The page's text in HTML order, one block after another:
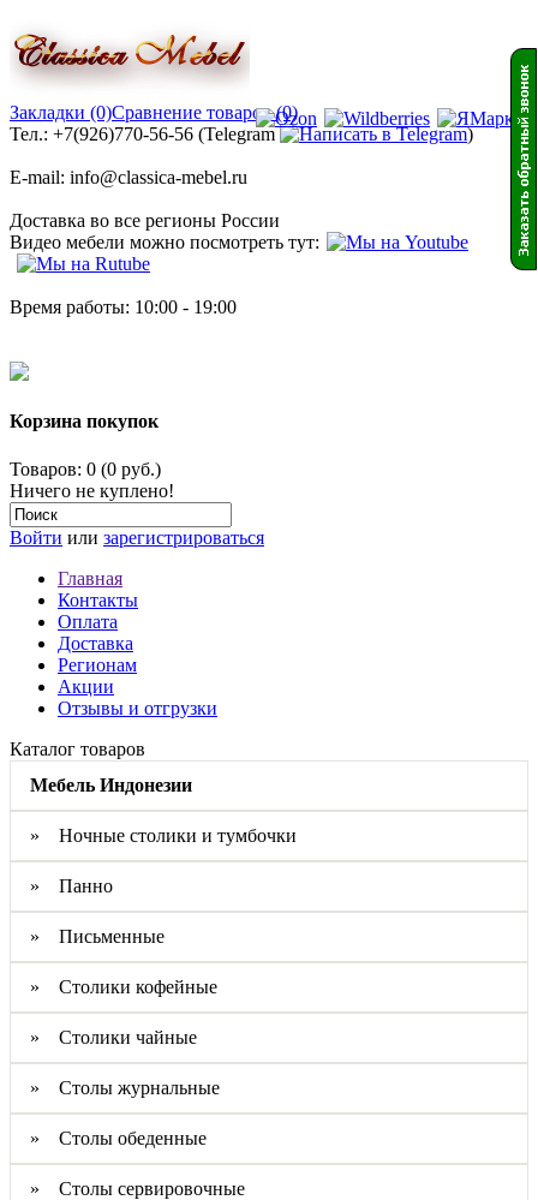
Закладки (0)Сравнение товаров (0)
Тел.: +7(926)770-56-56 (Telegram
)
E-mail: info@classica-mebel.ru
Доставка во все регионы России
Видео мебели можно посмотреть тут:
Время работы: 10:00 - 19:00
Корзина покупок
Товаров: 0 (0 руб.)
Ничего не куплено!
Войти или зарегистрироваться
Главная
Контакты
Оплата
Доставка
Регионам
Акции
Отзывы и отгрузки
Каталог товаров
Мебель Индонезии
» Ночные столики и тумбочки
» Панно
» Письменные
» Столики кофейные
» Столики чайные
» Столы журнальные
» Столы обеденные
» Столы сервировочные